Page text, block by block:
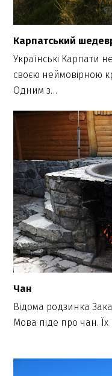
Карпатський
Українські Карпати
своєю неймовірною
Одним з…
Чан
Відома родзинка
Мова піде про чан. Їх